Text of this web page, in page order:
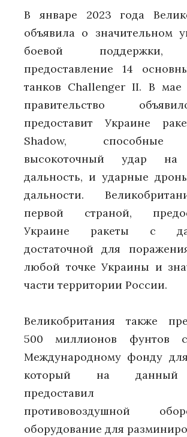
В январе 2023 года
объявила о значительном
боевой поддержки,
предоставление 14
танков Challenger II. В мае
правительство
предоставит Украине
Shadow, способные
высокоточный удар на
дальность, и ударные
дальности.
первой страной,
Украине ракеты с
достаточной для
любой точке Украины и
части территории России.
Великобритания также
500 миллионов фунтов
Международному фонду
который на данный
предоставил
противовоздушной
оборудование для